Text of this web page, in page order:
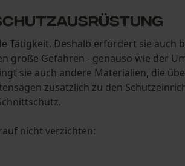
Tätigkeit. Deshalb erfordert sie auch
große Gefahren - genauso wie der
sie auch andere Materialien, die
zusätzlich zu den
nicht verzichten: